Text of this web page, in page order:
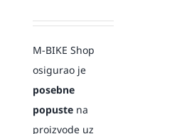
M-BIKE Shop
osigurao je
posebne
popustena
proizvode uz